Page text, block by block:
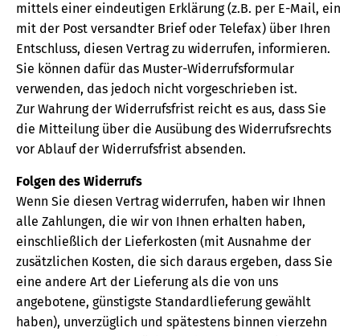
mittels einer eindeutigen Erklärung (z.B. per E-Mail, ein
mit der Post versandter Brief oder Telefax) über Ihren
Entschluss, diesen Vertrag zu widerrufen, informieren.
Sie können dafür das Muster-Widerrufsformular
verwenden, das jedoch nicht vorgeschrieben ist.
Zur Wahrung der Widerrufsfrist reicht es aus, dass Sie
die Mitteilung über die Ausübung des Widerrufsrechts
vor Ablauf der Widerrufsfrist absenden.
Folgen des Widerrufs
Wenn Sie diesen Vertrag widerrufen, haben wir Ihnen
alle Zahlungen, die wir von Ihnen erhalten haben,
einschließlich der Lieferkosten (mit Ausnahme der
zusätzlichen Kosten, die sich daraus ergeben, dass Sie
eine andere Art der Lieferung als die von uns
angebotene, günstigste Standardlieferung gewählt
haben), unverzüglich und spätestens binnen vierzehn